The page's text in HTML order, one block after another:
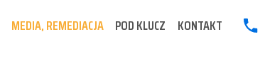
MEDIA, REMEDIACJA POD KLUCZ KONTAKT